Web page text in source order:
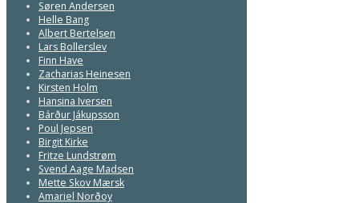
Søren Andersen
Helle Bang
Albert Bertelsen
Lars Bollerslev
Finn Have
Zacharias Heinesen
Kirsten Holm
Hansina Iversen
Bárður Jákupsson
Poul Jepsen
Birgit Kirke
Fritze Lundstrøm
Svend Aage Madsen
Mette Skov Mærsk
Amariel Norðoy